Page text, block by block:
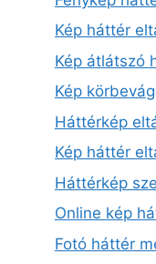
Kép háttér
Kép átlátszó
Kép
Háttérkép
Kép háttér
Háttérkép
Online kép
Fotó háttér